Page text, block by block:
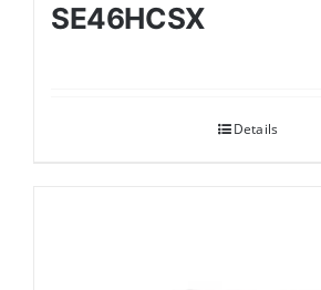
SE46HCSX
Details